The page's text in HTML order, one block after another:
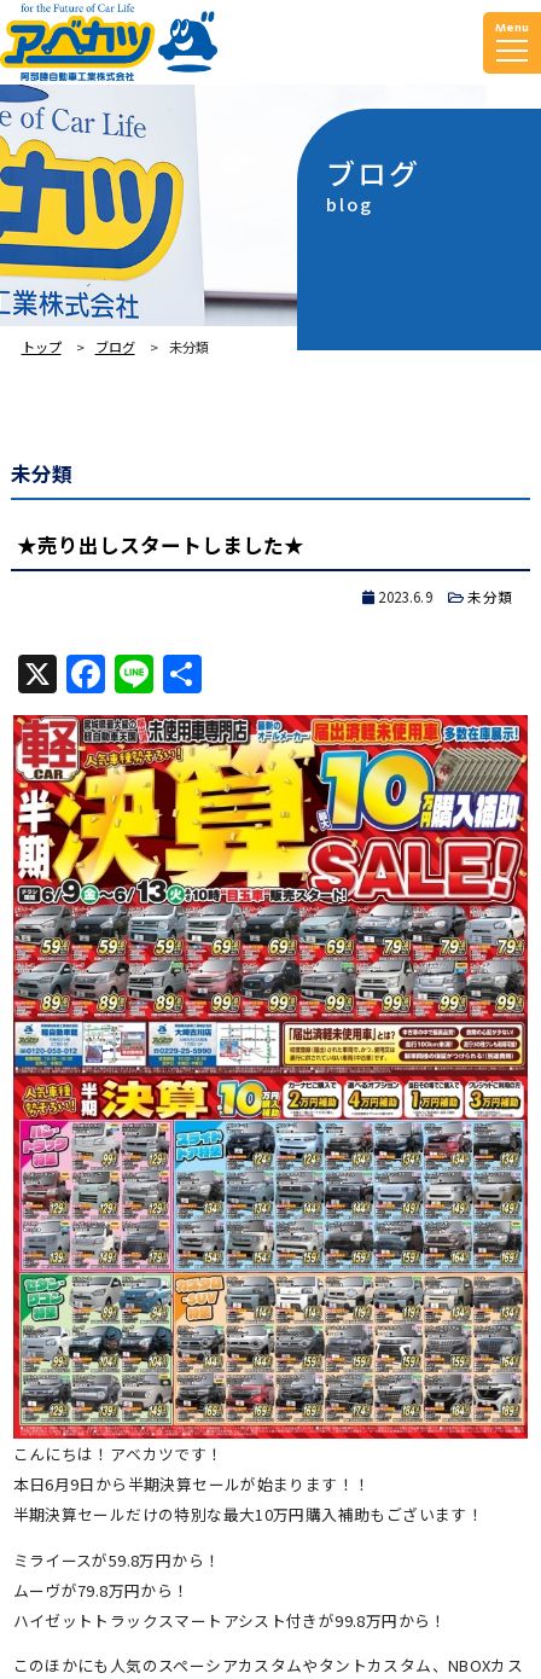
Menu
ブログ
blog
トップ ブログ 未分類
未分類
★売り出しスタートしました★
2023.6.9 未分類
X Facebook
Line共
有
こんにちは！アベカツです！
本日6月9日から半期決算セールが始まります！！
半期決算セールだけの特別な最大10万円購入補助もございます！
ミライースが59.8万円から！
ムーヴが79.8万円から！
ハイゼットトラックスマートアシスト付きが99.8万円から！
このほかにも人気のスペーシアカスタムやタントカスタム、NBOXカス